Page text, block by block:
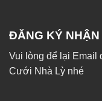
ĐĂNG KÝ NHẬN
Vui lòng để lại Email
Cưới Nhà Lỳ nhé